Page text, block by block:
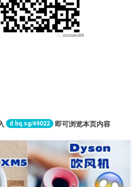
d.bq.sg/49022 即可浏览本页内容